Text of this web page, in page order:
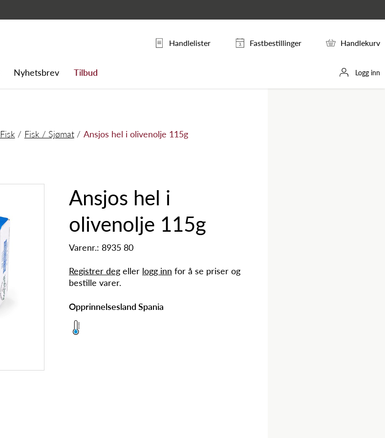
Handlelister Fastbestillinger Handlekurv
Nyhetsbrev Tilbud Logg inn
Fisk Fisk / Sjømat Ansjos hel i olivenolje 115g
Ansjos hel i
olivenolje 115g
Varenr.: 8935 80
Registrer deg eller logg inn for å se priser og
bestille varer.
Opprinnelsesland Spania